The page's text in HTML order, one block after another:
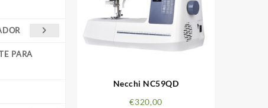
PARA
Necchi NC59QD
€320,00